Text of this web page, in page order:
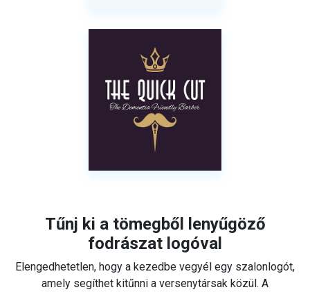
Tűnj ki a tömegből lenyűgöző
fodrászat logóval
Elengedhetetlen, hogy a kezedbe vegyél egy szalonlogót,
amely segíthet kitűnni a versenytársak közül. A